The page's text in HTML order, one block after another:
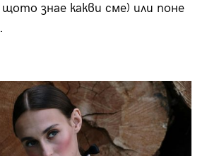
знае какви сме) или поне